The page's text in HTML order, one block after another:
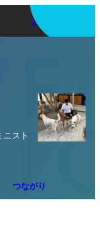
アプリを使う
ニスト
つながり